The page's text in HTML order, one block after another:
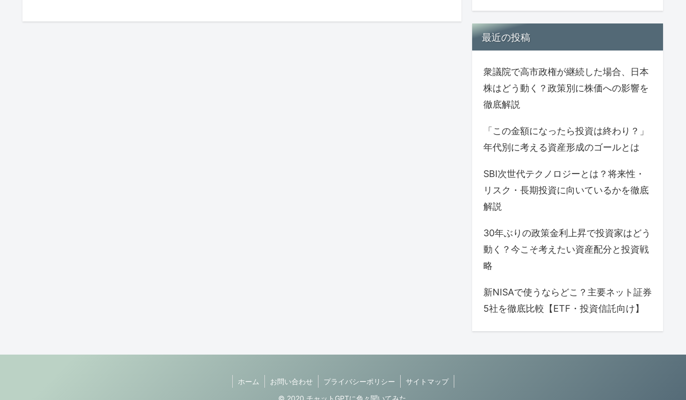
最近の投稿
衆議院で高市政権が継続した場合、日本
株はどう動く？政策別に株価への影響を
徹底解説
「この金額になったら投資は終わり？」
年代別に考える資産形成のゴールとは
SBI次世代テクノロジーとは？将来性・
リスク・長期投資に向いているかを徹底
解説
30年ぶりの政策金利上昇で投資家はどう
動く？今こそ考えたい資産配分と投資戦
略
新NISAで使うならどこ？主要ネット証券
5社を徹底比較【ETF・投資信託向け】
ホーム お問い合わせ プライバシーポリシー
サイトマップ